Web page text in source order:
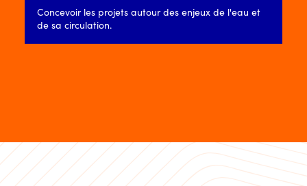
Concevoir les projets autour des enjeux de l'eau et
de sa circulation.